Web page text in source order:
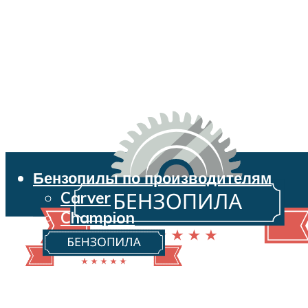
Бензопилы по производителям
Carver
Champion
Echo
Husqvarna